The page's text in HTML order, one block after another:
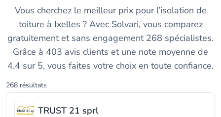
Vous cherchez le meilleur prix pour l’isolation de
toiture à Ixelles ? Avec Solvari, vous comparez
gratuitement et sans engagement 268 spécialistes.
Grâce à 403 avis clients et une note moyenne de
4.4 sur 5, vous faites votre choix en toute confiance.
268 résultats
TRUST 21 sprl